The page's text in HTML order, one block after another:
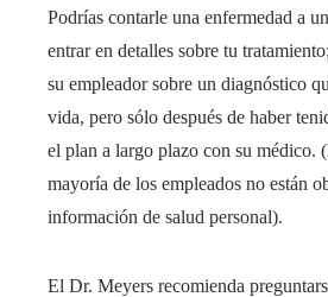
Podrías contarle una enfermedad a
entrar en detalles sobre tu
su empleador sobre un diagnóstico
vida, pero sólo después de haber
el plan a largo plazo con su médico.
mayoría de los empleados no están
información de salud personal).
El Dr. Meyers recomienda